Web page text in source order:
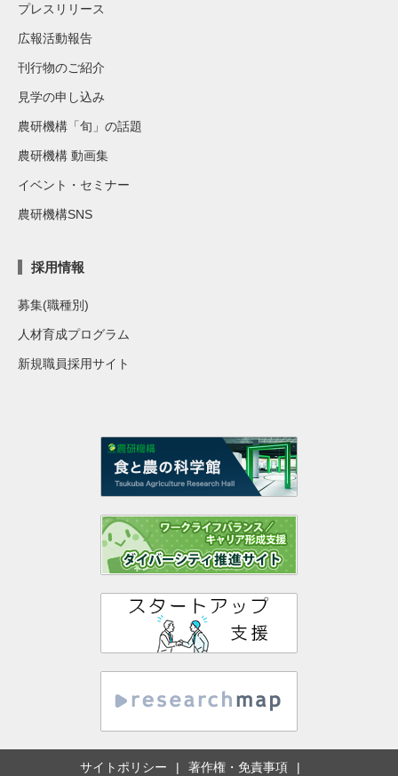
プレスリリース
広報活動報告
刊行物のご紹介
見学の申し込み
農研機構「旬」の話題
農研機構 動画集
イベント・セミナー
農研機構SNS
採用情報
募集(職種別)
人材育成プログラム
新規職員採用サイト
サイトポリシー 著作権・免責事項